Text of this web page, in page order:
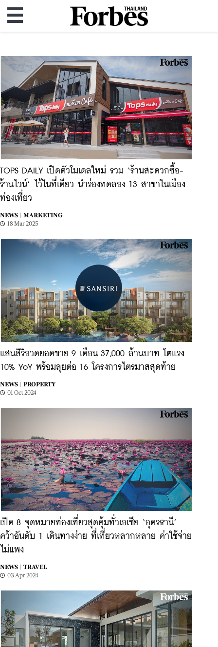
TOPS DAILY เปิดตัวโมเดลใหม่ รวม ‘ร้านสะดวกซื้อ-
ร้านไวน์’ ไว้ในที่เดียว นำร่องทดลอง 13 สาขาในเมือง
ท่องเที่ยว
NEWS |
MARKETING
18 Mar 2025
แสนสิริอวดยอดขาย 9 เดือน 37,000 ล้านบาท โตแรง
10% YoY พร้อมลุยต่อ 16 โครงการไตรมาสสุดท้าย
NEWS |
PROPERTY
01 Oct 2024
เปิด 8 จุดหมายท่องเที่ยวสุดคุ้มทั่วเอเชีย ‘อุดรธานี’
คว้าอันดับ 1 เดินทางง่าย ที่เที่ยวหลากหลาย ค่าใช้จ่าย
ไม่แพง
NEWS |
TRAVEL
03 Apr 2024